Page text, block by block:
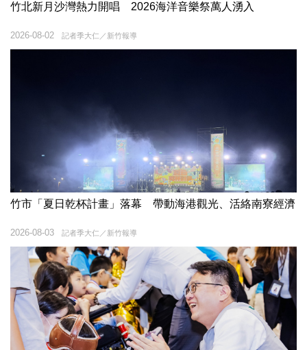
竹北新月沙灣熱力開唱 2026海洋音樂祭萬人湧入
記者季大仁／新竹報導
2026-08-02
竹市「夏日乾杯計畫」落幕 帶動海港觀光、活絡南寮經濟
記者季大仁／新竹報導
2026-08-03